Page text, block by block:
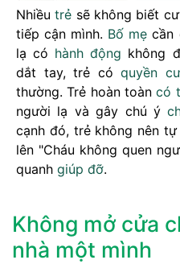
Nhiềutrẻ sẽ không biết cư
tiếp cận mình. Bố mẹ cần
lạ có hành động không
dắt tay, trẻ cóquyền
thường. Trẻ hoàn toàncó
người lạ và gây chú ý
cạnh đó, trẻ không nên
lên "Cháu không quen
quanh giúp đỡ.
Không mở cửa
nhà một mình